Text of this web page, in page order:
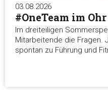
03.08.2026
#OneTeam im Ohr
Im dreiteiligen
Mitarbeitende die Fragen.
spontan zu Führung und